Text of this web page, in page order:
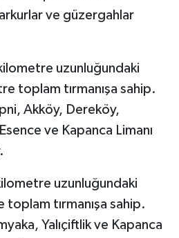
ve güzergahlar
uzunluğundaki
toplam tırmanışa sahip.
Akköy, Dereköy,
ve Kapanca Limanı
uzunluğundaki
tırmanışa sahip.
Yalıçiftlik ve Kapanca